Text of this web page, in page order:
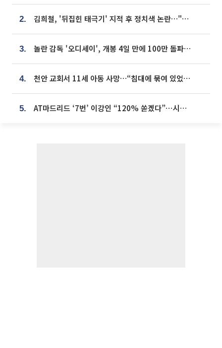
2. 김희철, '뒤집힌 태극기' 지적 후 정치색 논란…"좌우 떠나 우리나라 국기"
3. 놀란 감독 '오디세이', 개봉 4일 만에 100만 돌파⋯'왕사남' 보다 빠르다
4. 천안 교회서 11세 아동 사망…“침대에 묶여 있었다” 진술 확보
5. AT마드리드 ‘7번’ 이강인 “120% 쏟겠다”⋯시메오네 감독 “필요한 선수”